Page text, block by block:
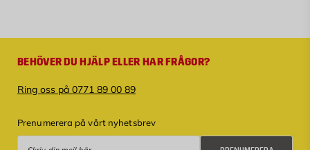
BEHÖVER DU HJÄLP ELLER HAR FRÅGOR?
Ring oss på 0771 89 00 89
Prenumerera på vårt nyhetsbrev